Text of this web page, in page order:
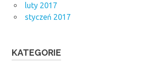
luty 2017
styczeń 2017
KATEGORIE